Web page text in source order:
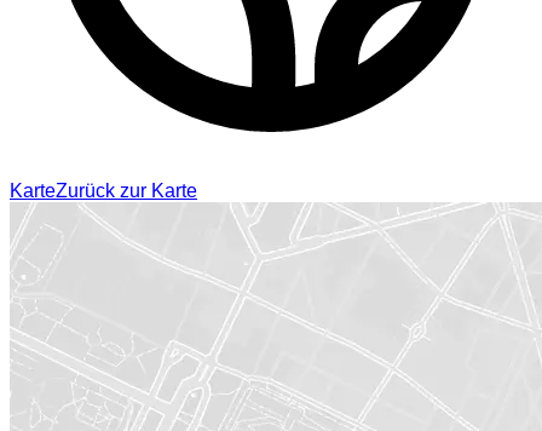
KarteZurück zur Karte